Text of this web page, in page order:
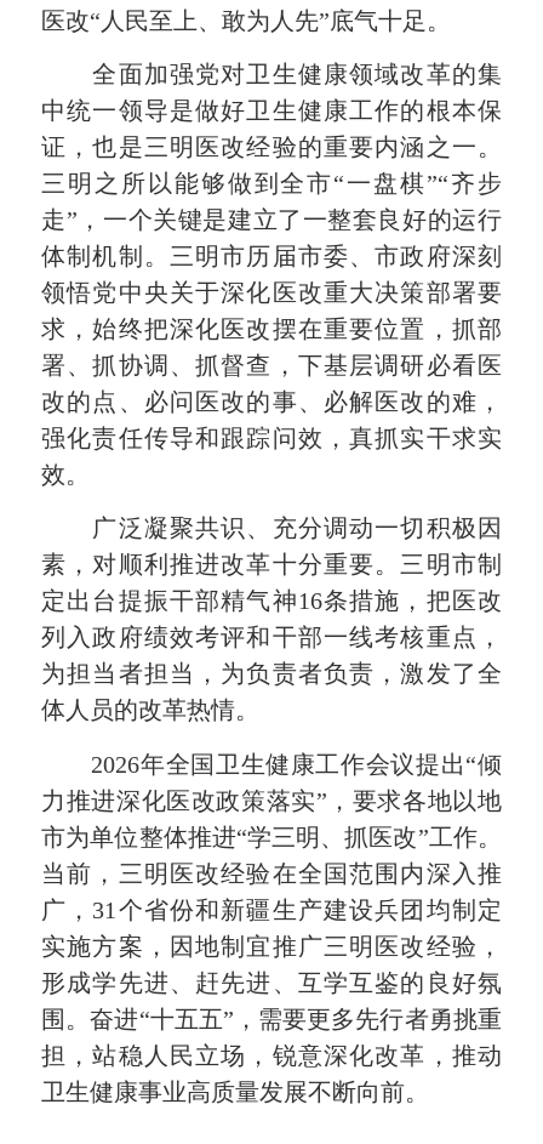
医改“人民至上、敢为人先”底气十足。
全面加强党对卫生健康领域改革的集
中统一领导是做好卫生健康工作的根本保
证，也是三明医改经验的重要内涵之一。
三明之所以能够做到全市“一盘棋”“齐步
走”，一个关键是建立了一整套良好的运行
体制机制。三明市历届市委、市政府深刻
领悟党中央关于深化医改重大决策部署要
求，始终把深化医改摆在重要位置，抓部
署、抓协调、抓督查，下基层调研必看医
改的点、必问医改的事、必解医改的难，
强化责任传导和跟踪问效，真抓实干求实
效。
广泛凝聚共识、充分调动一切积极因
素，对顺利推进改革十分重要。三明市制
定出台提振干部精气神16条措施，把医改
列入政府绩效考评和干部一线考核重点，
为担当者担当，为负责者负责，激发了全
体人员的改革热情。
2026年全国卫生健康工作会议提出“倾
力推进深化医改政策落实”，要求各地以地
市为单位整体推进“学三明、抓医改”工作。
当前，三明医改经验在全国范围内深入推
广，31个省份和新疆生产建设兵团均制定
实施方案，因地制宜推广三明医改经验，
形成学先进、赶先进、互学互鉴的良好氛
围。奋进“十五五”，需要更多先行者勇挑重
担，站稳人民立场，锐意深化改革，推动
卫生健康事业高质量发展不断向前。